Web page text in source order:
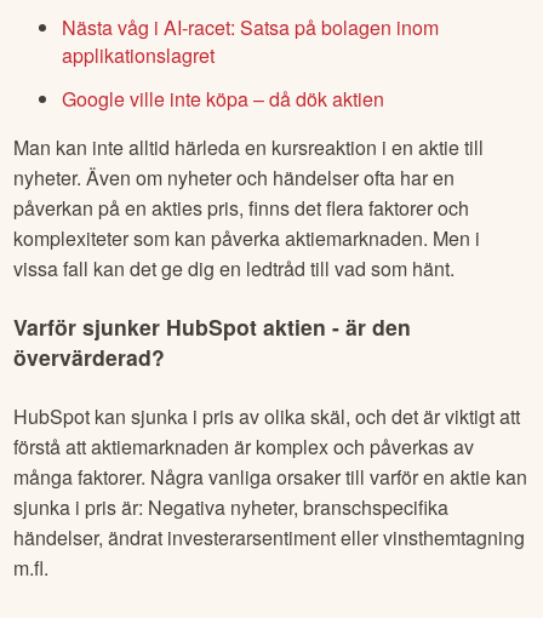
Nästa våg i AI-racet: Satsa på bolagen inom
applikationslagret
Google ville inte köpa – då dök aktien
Man kan inte alltid härleda en kursreaktion i en aktie till
nyheter. Även om nyheter och händelser ofta har en
påverkan på en akties pris, finns det flera faktorer och
komplexiteter som kan påverka aktiemarknaden. Men i
vissa fall kan det ge dig en ledtråd till vad som hänt.
Varför sjunker HubSpot aktien - är den
övervärderad?
HubSpot kan sjunka i pris av olika skäl, och det är viktigt att
förstå att aktiemarknaden är komplex och påverkas av
många faktorer. Några vanliga orsaker till varför en aktie kan
sjunka i pris är: Negativa nyheter, branschspecifika
händelser, ändrat investerarsentiment eller vinsthemtagning
m.fl.